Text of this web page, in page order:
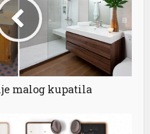
malog kupatila